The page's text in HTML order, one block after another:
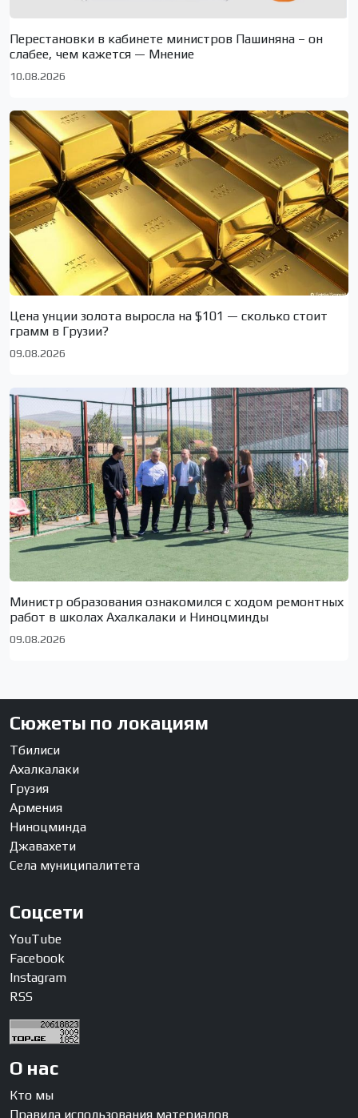
Перестановки в кабинете министров Пашиняна – он
слабее, чем кажется — Мнение
10.08.2026
Цена унции золота выросла на $101 — сколько стоит
грамм в Грузии?
09.08.2026
Министр образования ознакомился с ходом ремонтных
работ в школах Ахалкалаки и Ниноцминды
09.08.2026
Сюжеты по локациям
Тбилиси
Ахалкалаки
Грузия
Армения
Ниноцминда
Джавахети
Села муниципалитета
Соцсети
YouTube
Facebook
Instagram
RSS
О нас
Кто мы
Правила использования материалов